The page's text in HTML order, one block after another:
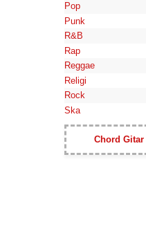
Pop
Punk
R&B
Rap
Reggae
Religi
Rock
Ska
Chord